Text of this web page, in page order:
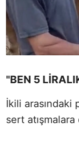
"BEN 5
İkili arasındaki
sert